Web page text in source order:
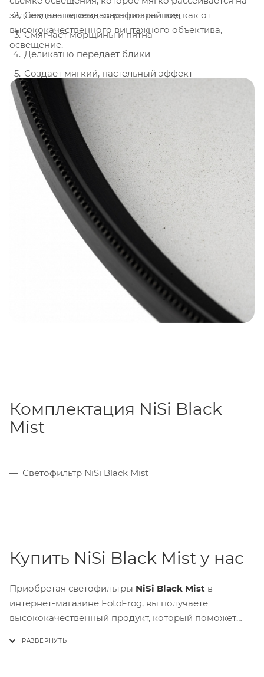
заднем плане, создавая прозрачное, как от
высококачественного винтажного объектива,
освещение.
Cоздает кинематографичный вид
Смягчает морщины и пятна
Деликатно передает блики
Создает мягкий, пастельный эффект
Мягко рассеивает свет
Сохраняет разрешение при приглушении
контраста и резкости
Корпус из высококачественной латуни
Нанокрытие устойчиво к воде, маслу и
загрязнениям
Комплектация NiSi Black
Mist
Светофильтр NiSi Black Mist
Купить NiSi Black Mist у нас
Приобретая светофильтры NiSi Black Mist в
интернет-магазине FotoFrog, вы получаете
высококачественный продукт, который поможет